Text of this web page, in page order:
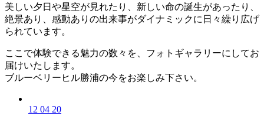
美しい夕日や星空が見れたり、新しい命の誕生があったり、
絶景あり、感動ありの出来事がダイナミックに日々繰り広げ
られています。
ここで体験できる魅力の数々を、フォトギャラリーにしてお
届けいたします。
ブルーベリーヒル勝浦の今をお楽しみ下さい。
12 04 20